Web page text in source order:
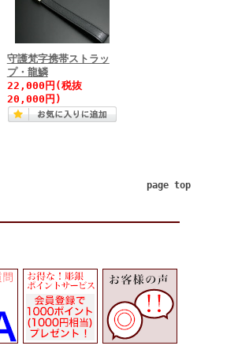
守護梵字携帯ストラッ
プ・龍鱗
22,000円(税抜
20,000円)
page top